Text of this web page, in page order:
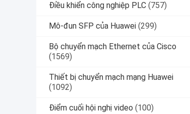
Điều khiển công nghiệp PLC (757)
Mô-đun SFP của Huawei (299)
Bộ chuyển mạch Ethernet của Cisco
(1569)
Thiết bị chuyển mạch mạng Huawei
(1092)
Điểm cuối hội nghị video (100)